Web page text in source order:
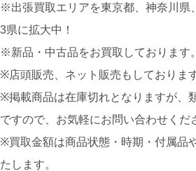
※出張買取エリアを東京都、神奈川県
3県に拡大中！
※新品・中古品をお買取しております。
※店頭販売、ネット販売もしております
※掲載商品は在庫切れとなりますが、
ですので、お気軽にお問い合わせくだ
※買取金額は商品状態・時期・付属品
たします。